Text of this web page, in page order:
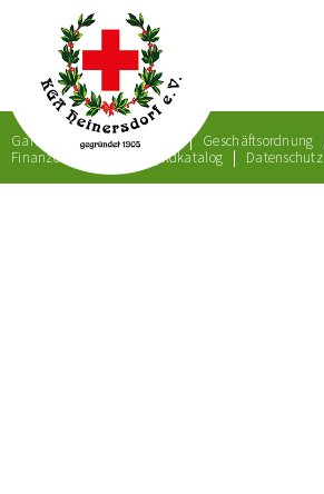
Gartenordnung Satzung Geschäftsordnung
Finanzordnung
Bußgeldkatalog Datenschutz